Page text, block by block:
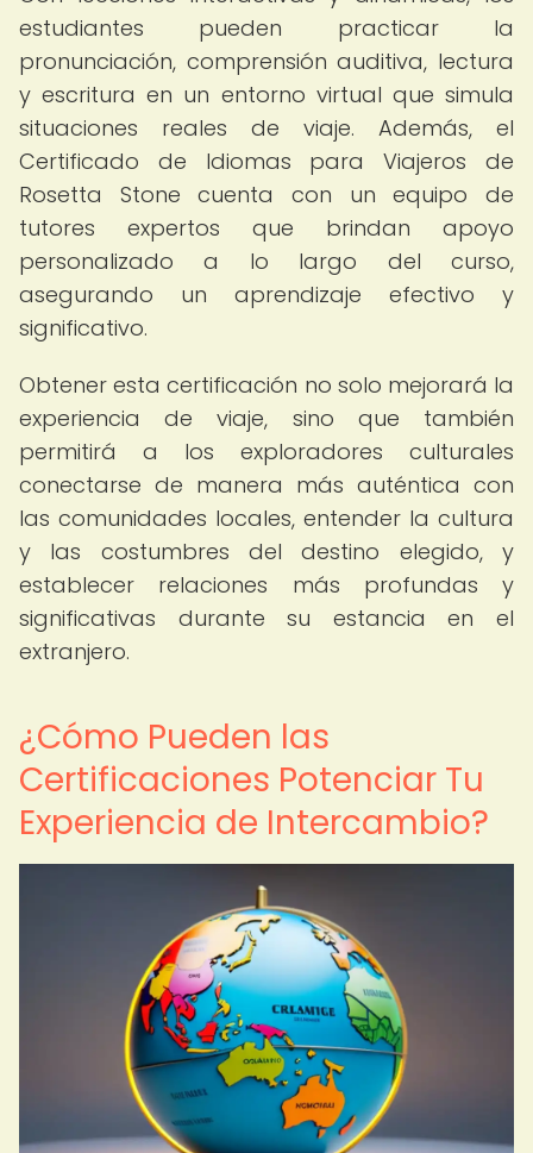
estudiantes pueden practicar la
pronunciación, comprensión auditiva, lectura
y escritura en un entorno virtual que simula
situaciones reales de viaje. Además, el
Certificado de Idiomas para Viajeros de
Rosetta Stone cuenta con un equipo de
tutores expertos que brindan apoyo
personalizado a lo largo del curso,
asegurando un aprendizaje efectivo y
significativo.
Obtener esta certificación no solo mejorará la
experiencia de viaje, sino que también
permitirá a los exploradores culturales
conectarse de manera más auténtica con
las comunidades locales, entender la cultura
y las costumbres del destino elegido, y
establecer relaciones más profundas y
significativas durante su estancia en el
extranjero.
¿Cómo Pueden las
Certificaciones Potenciar Tu
Experiencia de Intercambio?